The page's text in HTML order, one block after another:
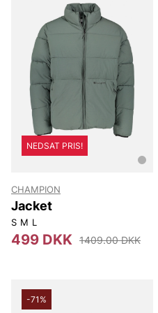
NEDSAT PRIS!
CHAMPION
Jacket
S M L
499 DKK 1409.00 DKK
-71%